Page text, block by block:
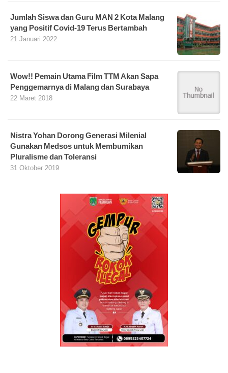
Jumlah Siswa dan Guru MAN 2 Kota Malang
yang Positif Covid-19 Terus Bertambah
21 Januari 2022
Wow!! Pemain Utama Film TTM Akan Sapa
Penggemarnya di Malang dan Surabaya
22 Maret 2018
Nistra Yohan Dorong Generasi Milenial
Gunakan Medsos untuk Membumikan
Pluralisme dan Toleransi
31 Oktober 2019